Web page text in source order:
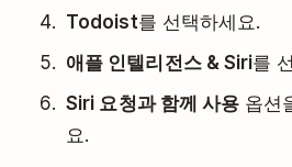
Todoist를 선택하세요.
애플 인텔리전스 & Siri를
Siri 요청과 함께 사용 옵션
요.